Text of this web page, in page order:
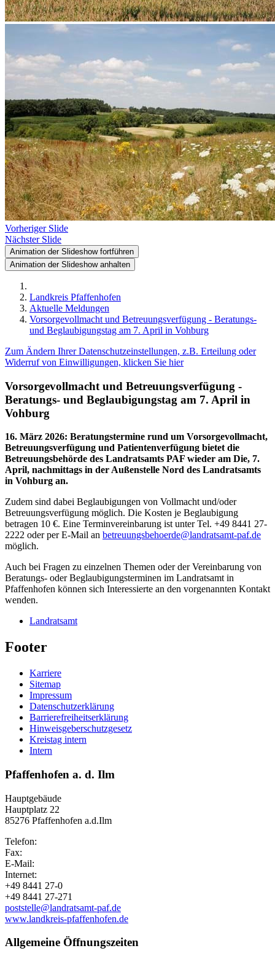
Vorheriger Slide
Nächster Slide
Animation der Slideshow fortführen
Animation der Slideshow anhalten
Landkreis Pfaffenhofen
Aktuelle Meldungen
Vorsorgevollmacht und Betreuungsverfügung - Beratungs-
und Beglaubigungstag am 7. April in Vohburg
Zum Ändern Ihrer Datenschutzeinstellungen, z.B. Erteilung oder
Widerruf von Einwilligungen, klicken Sie hier
Vorsorgevollmacht und Betreuungsverfügung -
Beratungs- und Beglaubigungstag am 7. April in
Vohburg
16. März 2026: Beratungstermine rund um Vorsorgevollmacht,
Betreuungsverfügung und Patientenverfügung bietet die
Betreuungsbehörde des Landratsamts PAF wieder am Die, 7.
April, nachmittags in der Außenstelle Nord des Landratsamts
in Vohburg an.
Zudem sind dabei Beglaubigungen von Vollmacht und/oder
Betreuungsverfügung möglich. Die Kosten je Beglaubigung
betragen 10 €. Eine Terminvereinbarung ist unter Tel. +49 8441 27-
2222 oder per E-Mail an betreuungsbehoerde@landratsamt-paf.de
möglich.
Auch bei Fragen zu einzelnen Themen oder der Vereinbarung von
Beratungs- oder Beglaubigungsterminen im Landratsamt in
Pfaffenhofen können sich Interessierte an den vorgenannten Kontakt
wenden.
Landratsamt
Footer
Karriere
Sitemap
Impressum
Datenschutzerklärung
Barrierefreiheitserklärung
Hinweisgeberschutzgesetz
Kreistag intern
Intern
Pfaffenhofen a. d. Ilm
Hauptgebäude
Hauptplatz 22
85276 Pfaffenhofen a.d.Ilm
Telefon:
Fax:
E-Mail:
Internet:
+49 8441 27-0
+49 8441 27-271
poststelle@landratsamt-paf.de
www.landkreis-pfaffenhofen.de
Allgemeine Öffnungszeiten